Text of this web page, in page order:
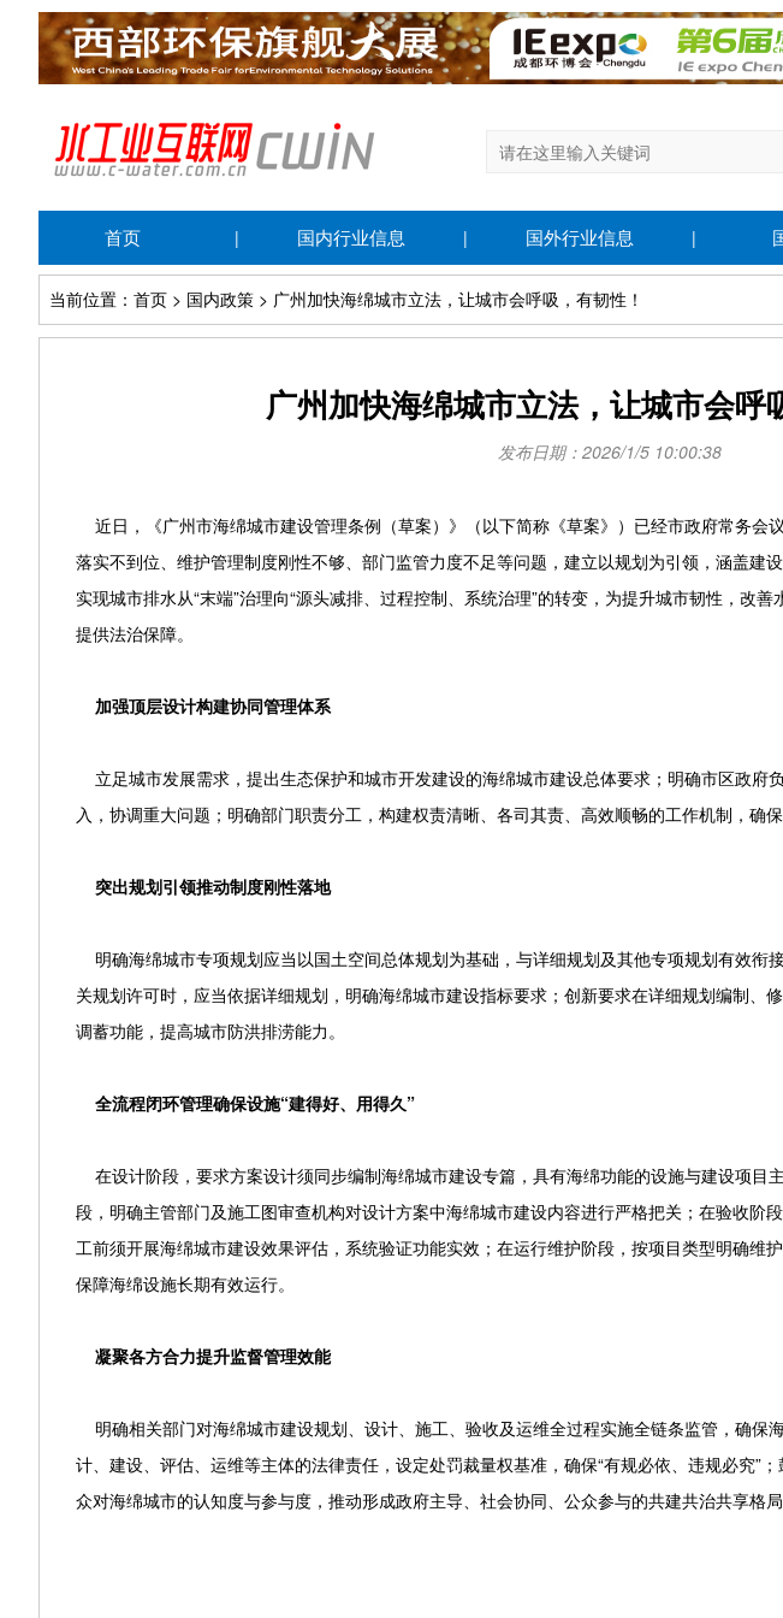
首页 | 国内行业信息 | 国外行业信息 |
当前位置：首页 > 国内政策 > 广州加快海绵城市立法，让城市会呼吸，有韧性！
广州加快海绵城市立法，让城市会呼
发布日期：2026/1/5 10:00:38
近日，《广州市海绵城市建设管理条例（草案）》（以下简称《草案》）已经市政府常务会
落实不到位、维护管理制度刚性不够、部门监管力度不足等问题，建立以规划为引领，涵盖建
实现城市排水从“末端”治理向“源头减排、过程控制、系统治理”的转变，为提升城市韧性，改
提供法治保障。
加强顶层设计构建协同管理体系
立足城市发展需求，提出生态保护和城市开发建设的海绵城市建设总体要求；明确市区政府
入，协调重大问题；明确部门职责分工，构建权责清晰、各司其责、高效顺畅的工作机制，确保
突出规划引领推动制度刚性落地
明确海绵城市专项规划应当以国土空间总体规划为基础，与详细规划及其他专项规划有效衔
关规划许可时，应当依据详细规划，明确海绵城市建设指标要求；创新要求在详细规划编制、
调蓄功能，提高城市防洪排涝能力。
全流程闭环管理确保设施“建得好、用得久”
在设计阶段，要求方案设计须同步编制海绵城市建设专篇，具有海绵功能的设施与建设项目
段，明确主管部门及施工图审查机构对设计方案中海绵城市建设内容进行严格把关；在验收阶
工前须开展海绵城市建设效果评估，系统验证功能实效；在运行维护阶段，按项目类型明确维
保障海绵设施长期有效运行。
凝聚各方合力提升监督管理效能
明确相关部门对海绵城市建设规划、设计、施工、验收及运维全过程实施全链条监管，确保
计、建设、评估、运维等主体的法律责任，设定处罚裁量权基准，确保“有规必依、违规必究”
众对海绵城市的认知度与参与度，推动形成政府主导、社会协同、公众参与的共建共治共享格局